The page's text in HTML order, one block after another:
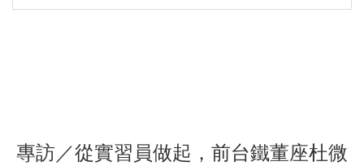
專訪／從實習員做起，前台鐵董座杜微